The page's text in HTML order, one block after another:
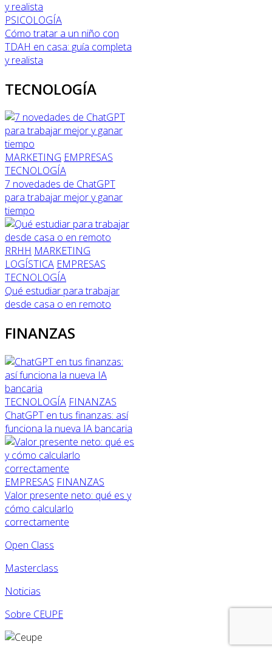
PSICOLOGÍA
Cómo tratar a un niño con
TDAH en casa: guía completa
y realista
TECNOLOGÍA
MARKETING EMPRESAS
TECNOLOGÍA
7 novedades de ChatGPT
para trabajar mejor y ganar
tiempo
RRHH MARKETING
LOGÍSTICA EMPRESAS
TECNOLOGÍA
Qué estudiar para trabajar
desde casa o en remoto
FINANZAS
TECNOLOGÍA FINANZAS
ChatGPT en tus finanzas: así
funciona la nueva IA bancaria
EMPRESAS FINANZAS
Valor presente neto: qué es y
cómo calcularlo
correctamente
Open Class
Masterclass
Noticias
Sobre CEUPE